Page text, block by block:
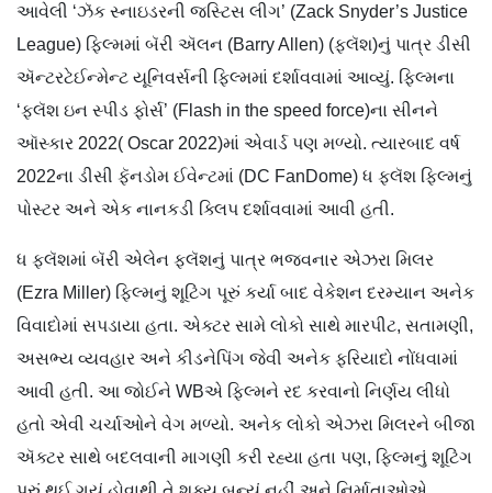
આવેલી ‘ઝૅક સ્નાઇડરની જસ્ટિસ લીગ’ (Zack Snyder’s Justice
League) ફિલ્મમાં બૅરી ઍલન (Barry Allen) (ફ્લૅશ)નું પાત્ર ડીસી
ઍન્ટરટેઈન્મેન્ટ યૂનિવર્સની ફિલ્મમાં દર્શાવવામાં આવ્યું. ફિલ્મના
‘ફ્લૅશ ઇન સ્પીડ ફોર્સ’ (Flash in the speed force)ના સીનને
ઑસ્કાર 2022( Oscar 2022)માં એવાર્ડ પણ મળ્યો. ત્યારબાદ વર્ષ
2022ના ડીસી ફૅનડોમ ઈવેન્ટમાં (DC FanDome) ધ ફ્લૅશ ફિલ્મનું
પોસ્ટર અને એક નાનકડી ક્લિપ દર્શાવવામાં આવી હતી.
ધ ફ્લૅશમાં બૅરી એલેન ફ્લૅશનું પાત્ર ભજવનાર એઝરા મિલર
(Ezra Miller) ફિલ્મનું શૂટિંગ પૂરું કર્યા બાદ વેકેશન દરમ્યાન અનેક
વિવાદોમાં સપડાયા હતા. એક્ટર સામે લોકો સાથે મારપીટ, સતામણી,
અસભ્ય વ્યવહાર અને કીડનેપિંગ જેવી અનેક ફરિયાદો નોંધવામાં
આવી હતી. આ જોઈને WBએ ફિલ્મને રદ કરવાનો નિર્ણય લીધો
હતો એવી ચર્ચાઓને વેગ મળ્યો. અનેક લોકો એઝરા મિલરને બીજા
ઍક્ટર સાથે બદલવાની માગણી કરી રહ્યા હતા પણ, ફિલ્મનું શૂટિંગ